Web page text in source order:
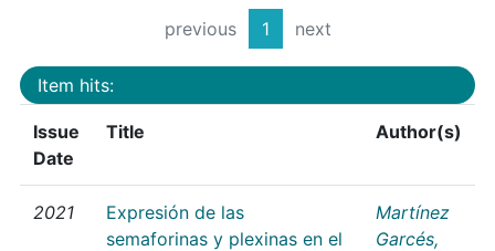
previous 1 next
Item hits:
Issue
Date
Title Author(s)
2021
Expresión de las
semaforinas y plexinas en el
Martínez
Garcés,